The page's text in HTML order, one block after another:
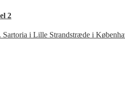
2
i Lille Strandstræde i